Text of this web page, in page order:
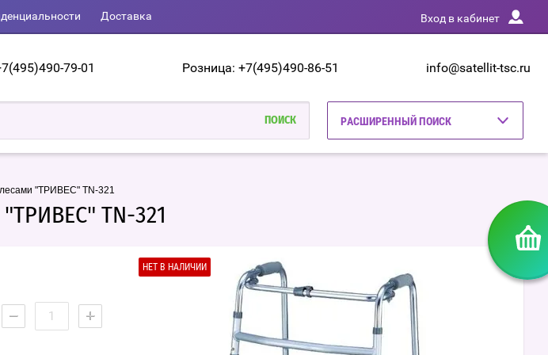
Доставка Вход в кабинет
79-01 Розница: +7(495)490-86-51 info@satellit-tsc.ru
РАСШИРЕННЫЙ ПОИСК
"ТРИВЕС" TN-321
TN-321
− +
НЕТ В НАЛИЧИИ